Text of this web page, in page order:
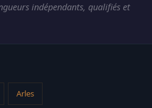
indépendants, qualifiés et
Arles